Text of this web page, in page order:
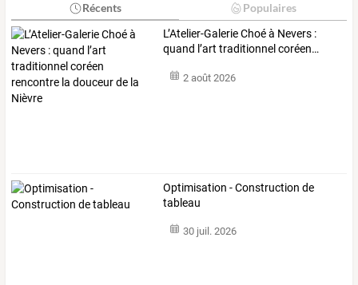
Récents Populaires
L’Atelier-GalerieChoéà Nevers :
quand l’art traditionnel coréen…
2 août 2026
Optimisation - Construction de
tableau
30 juil. 2026